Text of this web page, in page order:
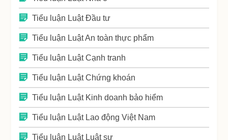
Tiểu luận Luật Đầu tư
Tiểu luận Luật An toàn thực phẩm
Tiểu luận Luật Cạnh tranh
Tiểu luận Luật Chứng khoán
Tiểu luận Luật Kinh doanh bảo hiểm
Tiểu luận Luật Lao động Việt Nam
Tiểu luận Luật Luật sư